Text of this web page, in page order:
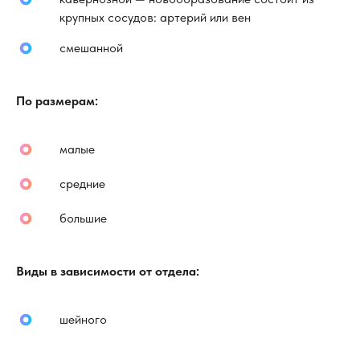
крупных сосудов: артерий или вен
смешанной
По размерам:
малые
средние
большие
Виды в зависимости от отдела:
шейного